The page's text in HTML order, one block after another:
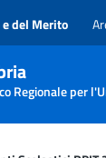
del Merito
Regionale per